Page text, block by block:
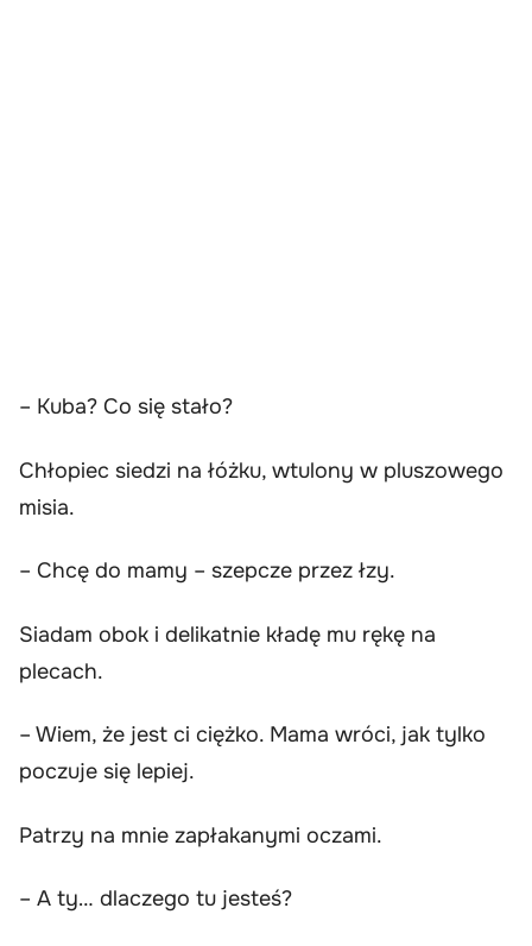
– Kuba? Co się stało?
Chłopiec siedzi na łóżku, wtulony w pluszowego
misia.
– Chcę do mamy – szepcze przez łzy.
Siadam obok i delikatnie kładę mu rękę na
plecach.
– Wiem, że jest ci ciężko. Mama wróci, jak tylko
poczuje się lepiej.
Patrzy na mnie zapłakanymi oczami.
– A ty… dlaczego tu jesteś?